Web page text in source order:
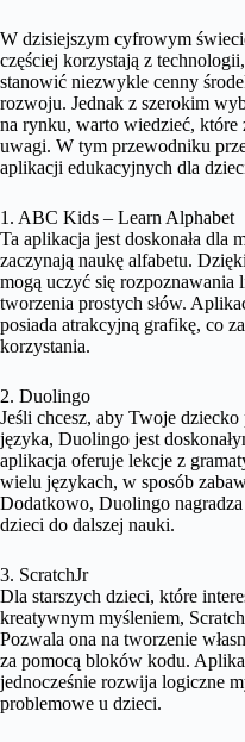
W dzisiejszym cyfrowym
częściej korzystają z
stanowić niezwykle cenny
rozwoju. Jednak z szerokim
na rynku, warto wiedzieć, które
uwagi. W tym przewodniku
aplikacji edukacyjnych dla
1. ABC Kids – Learn Alphabet
Ta aplikacja jest doskonała dla
zaczynają naukę alfabetu.
mogą uczyć się
tworzenia prostych słów.
posiada atrakcyjną grafikę, co
korzystania.
2. Duolingo
Jeśli chcesz, aby Twoje
języka, Duolingo jest
aplikacja oferuje lekcje z
wielu językach, w sposób
Dodatkowo, Duolingo
dzieci do dalszej nauki.
3. ScratchJr
Dla starszych dzieci, które
kreatywnym myśleniem,
Pozwala ona na tworzenie
za pomocą bloków kodu.
jednocześnie rozwija logiczne
problemowe u dzieci.